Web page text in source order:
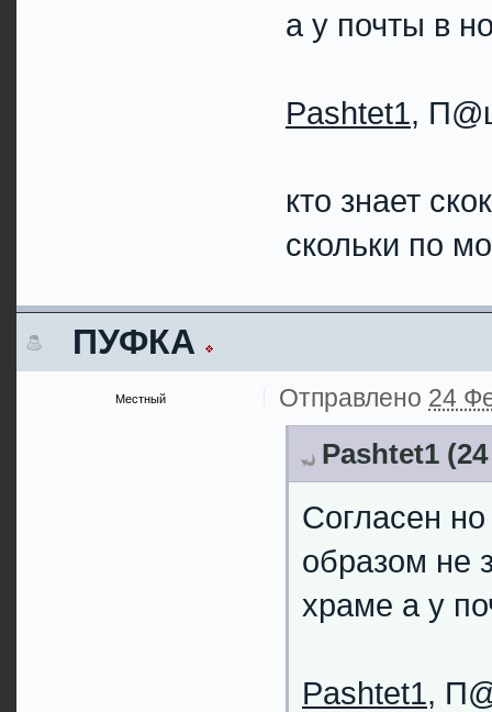
а у почты в
Pashtet1,
кто знает
скольки по
ПУФКА
Местный Отправлено 24
Pashtet1
Согласен
образом не
храме а у
Pashtet1,